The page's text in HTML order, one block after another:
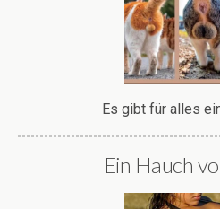
Es gibt für alles
Ein Hauch